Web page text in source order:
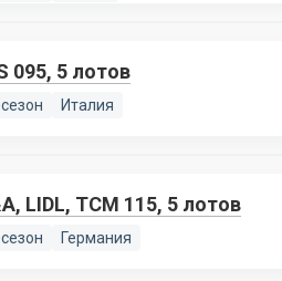
095, 5 лотов
Италия
LIDL, TCM 115, 5 лотов
Германия